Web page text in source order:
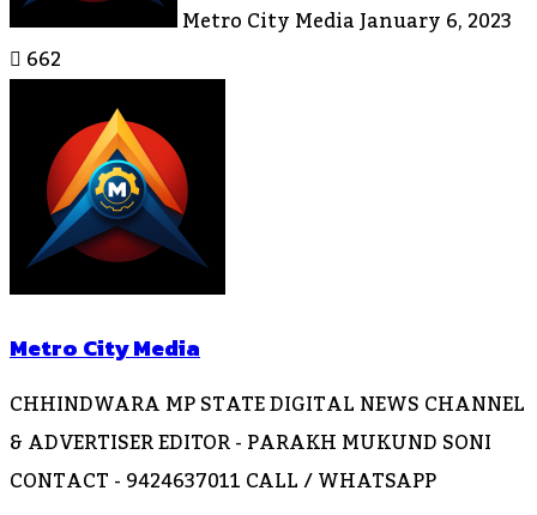
Metro City MediaJanuary 6, 2023
662
Metro City Media
CHHINDWARA MP STATE DIGITAL NEWS CHANNEL
& ADVERTISER EDITOR - PARAKH MUKUND SONI
CONTACT - 9424637011 CALL / WHATSAPP